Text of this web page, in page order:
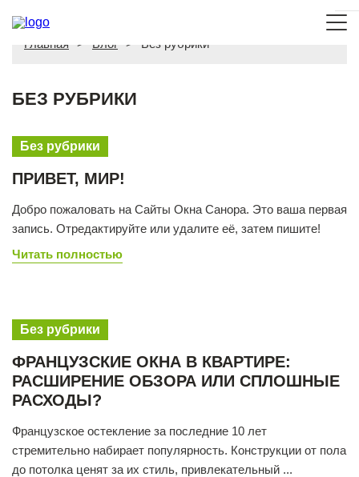
Главная > Блог > Без рубрики
БЕЗ РУБРИКИ
Без рубрики
ПРИВЕТ, МИР!
Добро пожаловать на Сайты Окна Санора. Это ваша первая
запись. Отредактируйте или удалите её, затем пишите!
Читать полностью
Без рубрики
ФРАНЦУЗСКИЕ ОКНА В КВАРТИРЕ:
РАСШИРЕНИЕ ОБЗОРА ИЛИ СПЛОШНЫЕ
РАСХОДЫ?
Французское остекление за последние 10 лет
стремительно набирает популярность. Конструкции от пола
до потолка ценят за их стиль, привлекательный ...